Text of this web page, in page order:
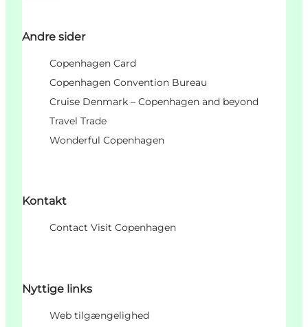
Andre sider
Copenhagen Card
Copenhagen Convention Bureau
Cruise Denmark – Copenhagen and beyond
Travel Trade
Wonderful Copenhagen
Kontakt
Contact Visit Copenhagen
Nyttige links
Web tilgængelighed